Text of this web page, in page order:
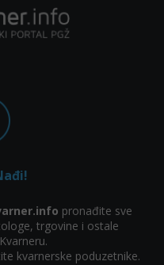
pronađite sve
trgovine i ostale
kvarnerske poduzetnike.